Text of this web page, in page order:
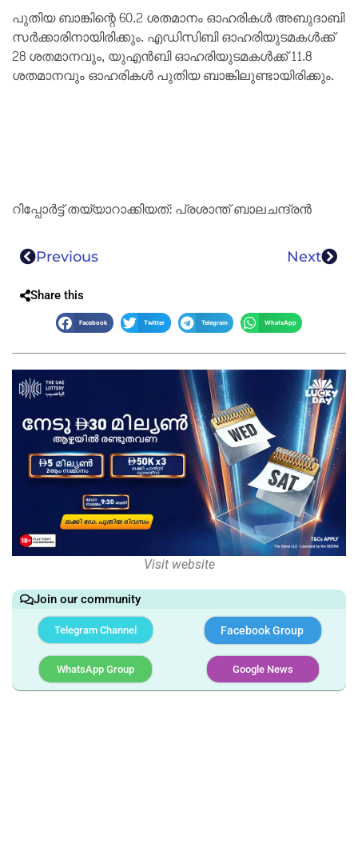
പുതിയ ബാങ്കിന്റെ 60.2 ശതമാനം ഓഹരികൾ അബുദാബി
സർക്കാരിനായിരിക്കും. എഡിസിബി ഓഹരിയുടമകൾക്ക്
28 ശതമാനവും, യുഎൻബി ഓഹരിയുടമകൾക്ക് 11.8
ശതമാനവും ഓഹരികൾ പുതിയ ബാങ്കിലുണ്ടായിരിക്കും.
റിപ്പോർട്ട് തയ്യാറാക്കിയത്: പ്രശാന്ത് ബാലചന്ദ്രൻ
Previous Next
Share this
Facebook Twitter Telegram WhatsApp
Visit website
Join our community
Telegram Channel Facebook Group
WhatsApp Group Google News